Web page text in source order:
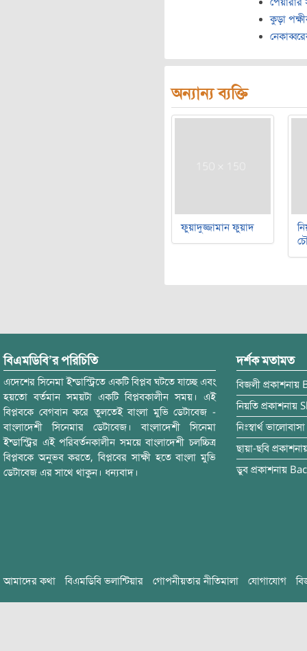
কুড়া
অন্যান্য ব্যক্তি
ফুয়াদুজ্জামান ফুয়াদ
বিএমডিবি’র পরিচিতি
এদেশের সিনেমা ইন্ডাস্ট্রিতে একটি বিপ্লব ঘটতে যাচ্ছে এবং
হয়তো বর্তমান সময়টা একটি বিপ্লবকালীন সময়। এই
বিপ্লবকে বেগবান করে তুলতেই বাংলা মুভি ডেটাবেজ -
বাংলাদেশী সিনেমার ডেটাবেজ। বাংলাদেশী সিনেমা
ইন্ডাস্ট্রির এই পরিবর্তনকালীন সময়ে বাংলাদেশী চলচ্চিত্র
বিপ্লবকে অনুভব করতে, বিপ্লবের সাক্ষী হতে বাংলা মুভি
ডেটাবেজ এর সাথে থাকুন। ধন্যবাদ।
দর্শক মতামত
বিজলী প্রকাশনায়
নিয়তি প্রকাশনায়
নিঃস্বার্থ ভালোবাসা
ছায়া-ছবি
ডুব প্রকাশনায়
আমাদের কথা বিএমডিবি ভলান্টিয়ার গোপনীয়তার নীতিমালা যোগাযোগ